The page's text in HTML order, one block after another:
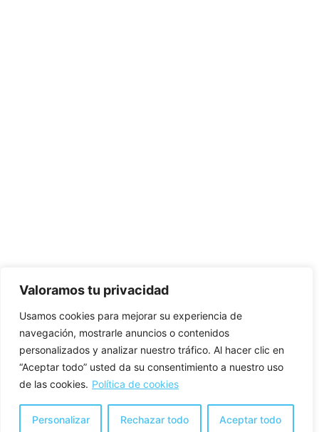
Valoramos tu privacidad
Usamos cookies para mejorar su experiencia de
navegación, mostrarle anuncios o contenidos
personalizados y analizar nuestro tráfico. Al hacer clic en
“Aceptar todo” usted da su consentimiento a nuestro uso
de las cookies. Política de cookies
Personalizar Rechazar todo Aceptar todo